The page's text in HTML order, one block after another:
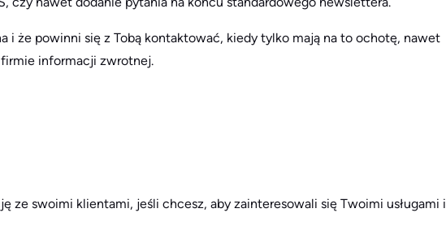
i że powinni się z Tobą kontaktować, kiedy tylko mają na to ochotę, nawet
informacji zwrotnej.
ze swoimi klientami, jeśli chcesz, aby zainteresowali się Twoimi usługami i